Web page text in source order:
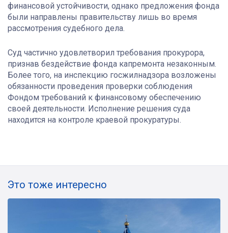
финансовой устойчивости, однако предложения фонда
были направлены правительству лишь во время
рассмотрения судебного дела.
Суд частично удовлетворил требования прокурора,
признав бездействие фонда капремонта незаконным.
Более того, на инспекцию госжилнадзора возложены
обязанности проведения проверки соблюдения
Фондом требований к финансовому обеспечению
своей деятельности. Исполнение решения суда
находится на контроле краевой прокуратуры.
Это тоже интересно